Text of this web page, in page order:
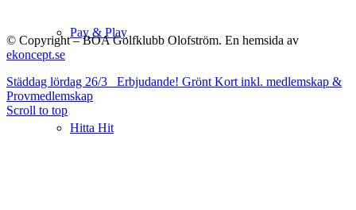
Pay & Play
Hitta Hit
© Copyright – BOA Golfklubb Olofström. En hemsida av
ekoncept.se
Städdag lördag 26/3
Erbjudande! Grönt Kort inkl. medlemskap &
Provmedlemskap
Scroll to top